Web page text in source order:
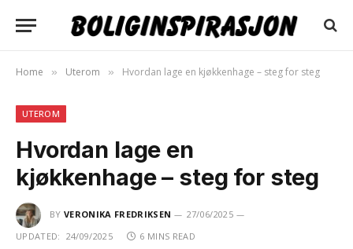
Home » Uterom » Hvordan lage en kjøkkenhage – steg for steg
UTEROM
Hvordan lage en
kjøkkenhage – steg for steg
BY VERONIKA FREDRIKSEN
27/06/2025
UPDATED: 24/09/2025 6 MINS READ